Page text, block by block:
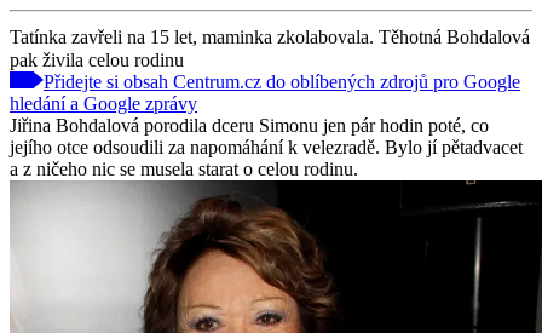
Tatínka zavřeli na 15 let, maminka zkolabovala. Těhotná Bohdalová
pak živila celou rodinu
Přidejte si obsah Centrum.cz do oblíbených zdrojů pro Google
hledání a Google zprávy
Jiřina Bohdalová porodila dceru Simonu jen pár hodin poté, co
jejího otce odsoudili za napomáhání k velezradě. Bylo jí pětadvacet
a z ničeho nic se musela starat o celou rodinu.